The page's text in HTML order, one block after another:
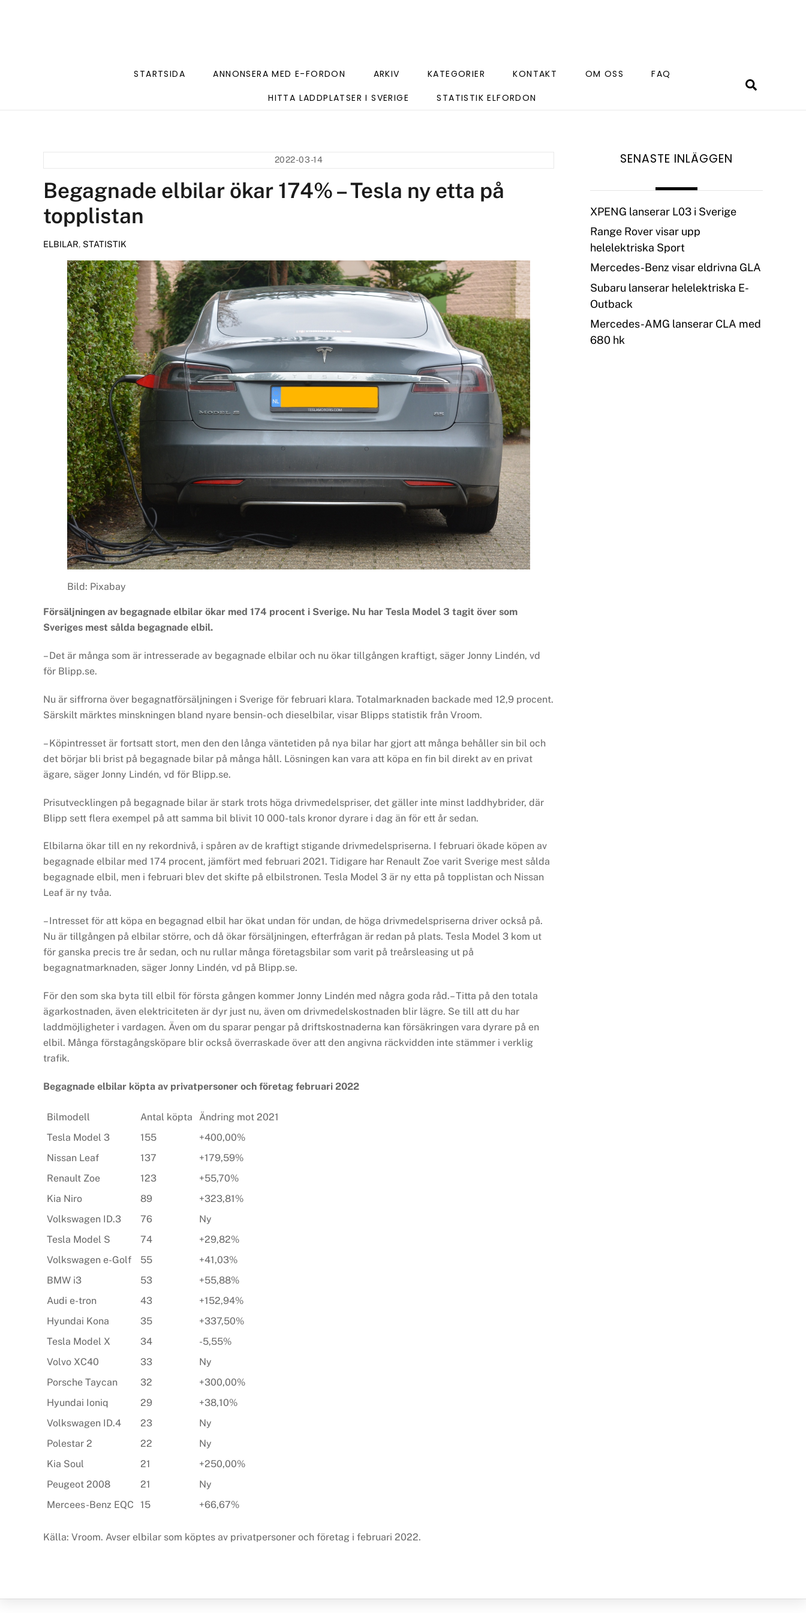
STARTSIDA ANNONSERA MED E-FORDON ARKIV KATEGORIER KONTAKT OM OSS
FAQ
HITTA LADDPLATSER I SVERIGE
STATISTIK ELFORDON
2022-03-14
Begagnade elbilar ökar 174% – Tesla ny etta på
topplistan
ELBILAR, STATISTIK
Bild: Pixabay
Försäljningen av begagnade elbilar ökar med 174 procent i Sverige. Nu har Tesla Model 3 tagit över som
Sveriges mest sålda begagnade elbil.
– Det är många som är intresserade av begagnade elbilar och nu ökar tillgången kraftigt, säger Jonny Lindén, vd
för Blipp.se.
Nu är siffrorna över begagnatförsäljningen i Sverige för februari klara. Totalmarknaden backade med 12,9 procent.
Särskilt märktes minskningen bland nyare bensin- och dieselbilar, visar Blipps statistik från Vroom.
– Köpintresset är fortsatt stort, men den den långa väntetiden på nya bilar har gjort att många behåller sin bil och
det börjar bli brist på begagnade bilar på många håll. Lösningen kan vara att köpa en fin bil direkt av en privat
ägare, säger Jonny Lindén, vd för Blipp.se.
Prisutvecklingen på begagnade bilar är stark trots höga drivmedelspriser, det gäller inte minst laddhybrider, där
Blipp sett flera exempel på att samma bil blivit 10 000-tals kronor dyrare i dag än för ett år sedan.
Elbilarna ökar till en ny rekordnivå, i spåren av de kraftigt stigande drivmedelspriserna. I februari ökade köpen av
begagnade elbilar med 174 procent, jämfört med februari 2021. Tidigare har Renault Zoe varit Sverige mest sålda
begagnade elbil, men i februari blev det skifte på elbilstronen. Tesla Model 3 är ny etta på topplistan och Nissan
Leaf är ny tvåa.
– Intresset för att köpa en begagnad elbil har ökat undan för undan, de höga drivmedelspriserna driver också på.
Nu är tillgången på elbilar större, och då ökar försäljningen, efterfrågan är redan på plats. Tesla Model 3 kom ut
för ganska precis tre år sedan, och nu rullar många företagsbilar som varit på treårsleasing ut på
begagnatmarknaden, säger Jonny Lindén, vd på Blipp.se.
För den som ska byta till elbil för första gången kommer Jonny Lindén med några goda råd.– Titta på den totala
ägarkostnaden, även elektriciteten är dyr just nu, även om drivmedelskostnaden blir lägre. Se till att du har
laddmöjligheter i vardagen. Även om du sparar pengar på driftskostnaderna kan försäkringen vara dyrare på en
elbil. Många förstagångsköpare blir också överraskade över att den angivna räckvidden inte stämmer i verklig
trafik.
Begagnade elbilar köpta av privatpersoner och företag februari 2022
Bilmodell Antal köpta
Ändring mot 2021
Tesla Model 3
155
+400,00%
Nissan Leaf
137
+179,59%
Renault Zoe
123
+55,70%
Kia Niro
89
+323,81%
Volkswagen ID.3
76
Ny
Tesla Model S
74
+29,82%
Volkswagen e-Golf
55
+41,03%
BMW i3
53
+55,88%
Audi e-tron
43
+152,94%
Hyundai Kona
35
+337,50%
Tesla Model X
34
-5,55%
Volvo XC40
33
Ny
Porsche Taycan
32
+300,00%
Hyundai Ioniq
29
+38,10%
Volkswagen ID.4
23
Ny
Polestar 2
22
Ny
Kia Soul
21
+250,00%
Peugeot 2008
21
Ny
Mercees-Benz EQC
15 +66,67%
Källa: Vroom. Avser elbilar som köptes av privatpersoner och företag i februari 2022.
SENASTE INLÄGGEN
XPENG lanserar L03 i Sverige
Range Rover visar upp
helelektriska Sport
Mercedes-Benz visar eldrivna GLA
Subaru lanserar helelektriska E-
Outback
Mercedes-AMG lanserar CLA med
680 hk